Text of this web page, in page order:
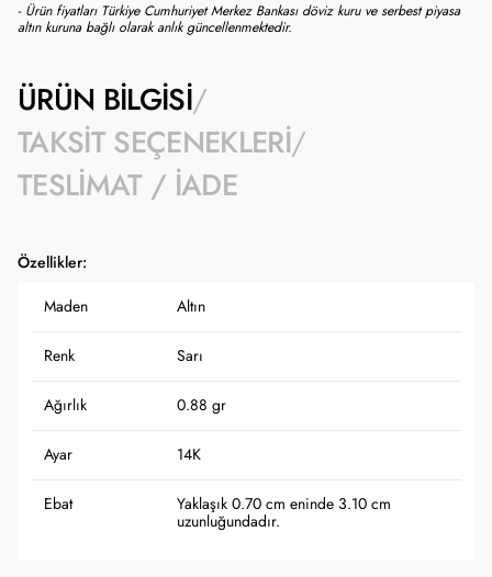
- Ürün fiyatları Türkiye Cumhuriyet Merkez Bankası döviz kuru ve serbest piyasa
altın kuruna bağlı olarak anlık güncellenmektedir.
ÜRÜN BILGISI
TAKSIT SEÇENEKLERI
TESLIMAT / İADE
Özellikler:
Maden Altın
Renk Sarı
Ağırlık 0.88 gr
Ayar 14K
Ebat
Yaklaşık 0.70 cm eninde 3.10 cm
uzunluğundadır.